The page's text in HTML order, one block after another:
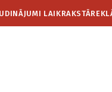
LAIKRAKSTĀ